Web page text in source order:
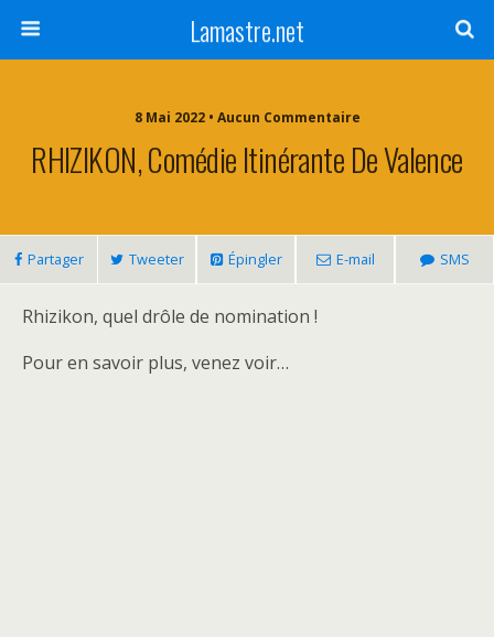
Lamastre.net
8 Mai 2022 • Aucun Commentaire
RHIZIKON, Comédie Itinérante De Valence
Partager Tweeter Épingler E-mail SMS
Rhizikon, quel drôle de nomination !
Pour en savoir plus, venez voir…